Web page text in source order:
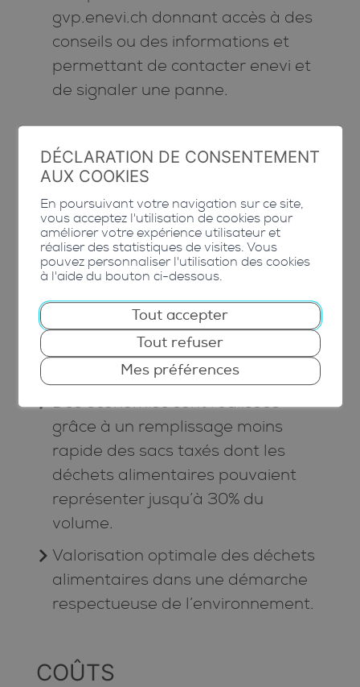
gvp.enevi.ch donnant accès à des
conseils ou des informations et
permettant de contacter enevi et
de signaler une panne.
AVANTAGES POUR LES
USAGERS
Hygiène et réduction des
nuisances : en sortant les déchets
alimentaires des sacs taxés ceux-ci
peuvent être gardés jusqu’à leur
remplissage maximal sans
apparition d’odeurs.
Des économies sont réalisées
grâce à un remplissage moins
rapide des sacs taxés dont les
déchets alimentaires pouvaient
représenter jusqu’à 30% du
volume.
Valorisation optimale des déchets
alimentaires dans une démarche
respectueuse de l’environnement.
COÛTS
DÉCLARATION DE CONSENTEMENT
AUX COOKIES
En poursuivant votre navigation sur ce site,
vous acceptez l'utilisation de cookies pour
améliorer votre expérience utilisateur et
réaliser des statistiques de visites. Vous
pouvez personnaliser l'utilisation des cookies
à l'aide du bouton ci-dessous.
Tout accepter
Tout refuser
Mes préférences